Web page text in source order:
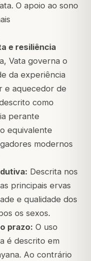
O apoio ao sono
e resiliência
Vata governa o
da experiência
e aquecedor de
como
perante
equivalente
modernos
Descrita nos
principais ervas
e qualidade dos
os sexos.
prazo: O uso
é descrito em
Ao contrário